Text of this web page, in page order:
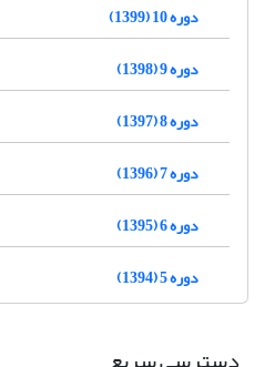
دوره 10 (1399)
دوره 9 (1398)
دوره 8 (1397)
دوره 7 (1396)
دوره 6 (1395)
دوره 5 (1394)